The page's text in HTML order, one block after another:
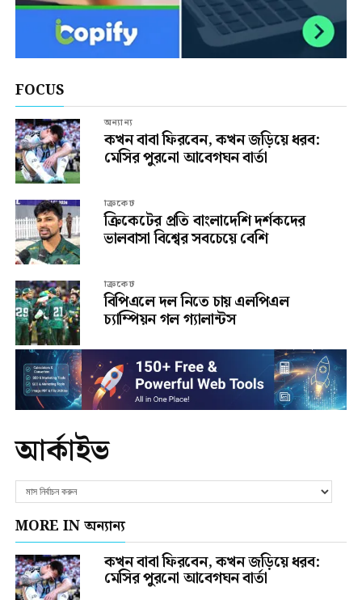
FOCUS
অন্যান্য
কখন বাবা ফিরবেন, কখন জড়িয়ে ধরব:
মেসির পুরনো আবেগঘন বার্তা
ক্রিকেট
ক্রিকেটের প্রতি বাংলাদেশি দর্শকদের
ভালবাসা বিশ্বের সবচেয়ে বেশি
ক্রিকেট
বিপিএলে দল নিতে চায় এলপিএল
চ্যাম্পিয়ন গল গ্যালান্টস
আর্কাইভ
MORE IN অন্যান্য
কখন বাবা ফিরবেন, কখন জড়িয়ে ধরব:
মেসির পুরনো আবেগঘন বার্তা